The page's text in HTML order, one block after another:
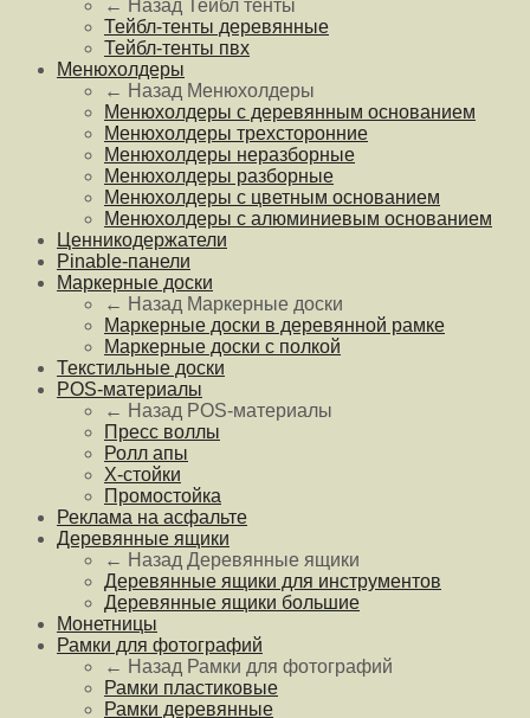
← Назад Тейбл тенты
Тейбл-тенты деревянные
Тейбл-тенты пвх
Менюхолдеры
← Назад Менюхолдеры
Менюхолдеры с деревянным основанием
Менюхолдеры трехсторонние
Менюхолдеры неразборные
Менюхолдеры разборные
Менюхолдеры с цветным основанием
Менюхолдеры с алюминиевым основанием
Ценникодержатели
Pinable-панели
Маркерные доски
← Назад Маркерные доски
Маркерные доски в деревянной рамке
Маркерные доски с полкой
Текстильные доски
POS-материалы
← Назад POS-материалы
Пресс воллы
Ролл апы
Х-стойки
Промостойка
Реклама на асфальте
Деревянные ящики
← Назад Деревянные ящики
Деревянные ящики для инструментов
Деревянные ящики большие
Монетницы
Рамки для фотографий
← Назад Рамки для фотографий
Рамки пластиковые
Рамки деревянные